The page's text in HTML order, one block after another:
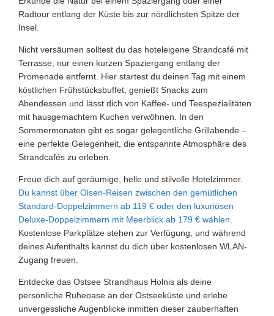
Radtour entlang der Küste bis zur nördlichsten Spitze der
Insel.
Nicht versäumen solltest du das hoteleigene Strandcafé mit
Terrasse, nur einen kurzen Spaziergang entlang der
Promenade entfernt. Hier startest du deinen Tag mit einem
köstlichen Frühstücksbuffet, genießt Snacks zum
Abendessen und lässt dich von Kaffee- und Teespezialitäten
mit hausgemachtem Kuchen verwöhnen. In den
Sommermonaten gibt es sogar gelegentliche Grillabende –
eine perfekte Gelegenheit, die entspannte Atmosphäre des
Strandcafés zu erleben.
Freue dich auf geräumige, helle und stilvolle Hotelzimmer.
Du kannst über Olsen-Reisen zwischen den gemütlichen
Standard-Doppelzimmern ab 119 € oder den luxuriösen
Deluxe-Doppelzimmern mit Meerblick ab 179 € wählen.
Kostenlose Parkplätze stehen zur Verfügung, und während
deines Aufenthalts kannst du dich über kostenlosen WLAN-
Zugang freuen.
Entdecke das Ostsee Strandhaus Holnis als deine
persönliche Ruheoase an der Ostseeküste und erlebe
unvergessliche Augenblicke inmitten dieser zauberhaften